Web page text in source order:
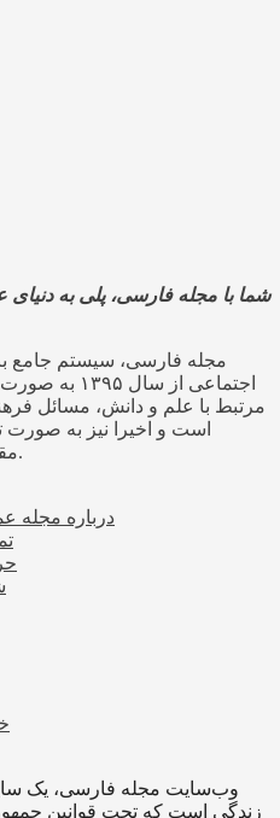
شما با مجله فارسی، پلی به
مجله فارسی، سیستم جامع
اجتماعی از
مرتبط با علم و دانش، مسائل
است و اخیرا نیز به صورت
مقالات این حوزه‌ها فعالیت می کند.
درباره مجله
وب‌سایت مجله فارسی، یک
زندگی است که تحت قوانین